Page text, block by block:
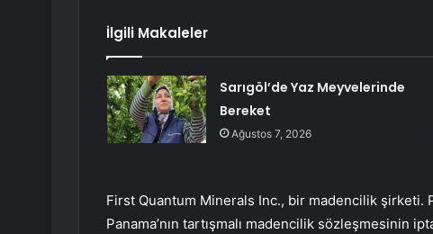
İlgili Makaleler
Sarıgöl’de Yaz Meyvelerinde
Bereket
Ağustos 7, 2026
First Quantum Minerals Inc., bir madencilik şirketi.
Panama’nın tartışmalı madencilik sözleşmesinin